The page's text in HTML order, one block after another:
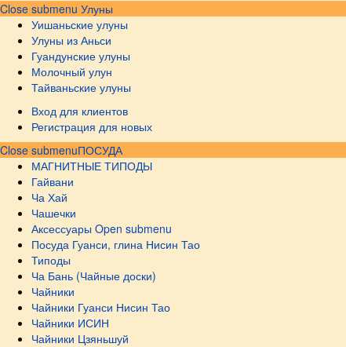
Close submenu Улуны
Уишаньские улуны
Улуны из Аньси
Гуандунские улуны
Молочный улун
Тайваньские улуны
Вход для клиентов
Регистрация для новых
Close submenuПОСУДА
МАГНИТНЫЕ ТИПОДЫ
Гайвани
Ча Хай
Чашечки
Аксессуары Open submenu
Посуда Гуанси, глина Нисин Тао
Типоды
Ча Бань (Чайные доски)
Чайники
Чайники Гуанси Нисин Тао
Чайники ИСИН
Чайники Цзяньшуй